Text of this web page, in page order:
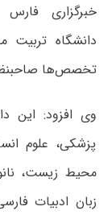
خبرگزاری فارس
دانشگاه
تخصص‌ها
وی افزود: این
پزشکی، علوم
محیط زیست،
زبان ادبیات